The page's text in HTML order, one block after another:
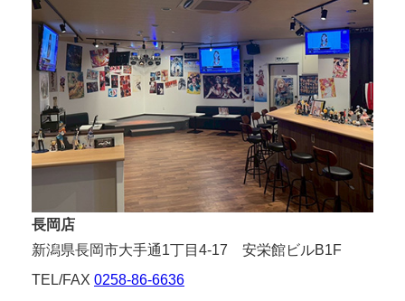
長岡店
新潟県長岡市大手通1丁目4-17 安栄館ビルB1F
TEL/FAX 0258-86-6636